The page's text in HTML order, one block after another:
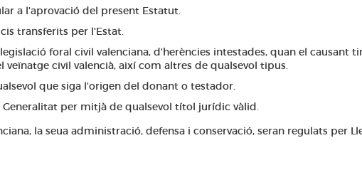
a l'aprovació del present Estatut.
transferits per l'Estat.
foral civil valenciana, d'herències intestades, quan el causant
civil valencià, així com altres de qualsevol tipus.
que siga l'origen del donant o testador.
per mitjà de qualsevol títol jurídic vàlid.
la seua administració, defensa i conservació, seran regulats per